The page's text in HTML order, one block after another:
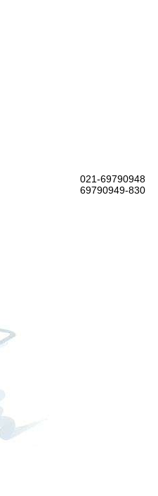
021-69790948
69790949-830